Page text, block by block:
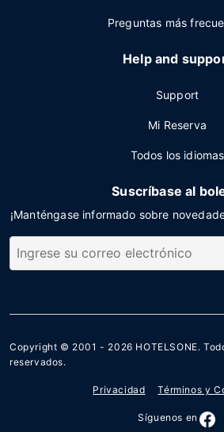
Preguntas más
Help and
Support
Mi Reserva
Todos los idiomas
Suscríbase al
¡Manténgase informado sobre
Copyright © 2001 - 2026 HOTELSONE.
reservados.
Privacidad Términos y
Síguenos en